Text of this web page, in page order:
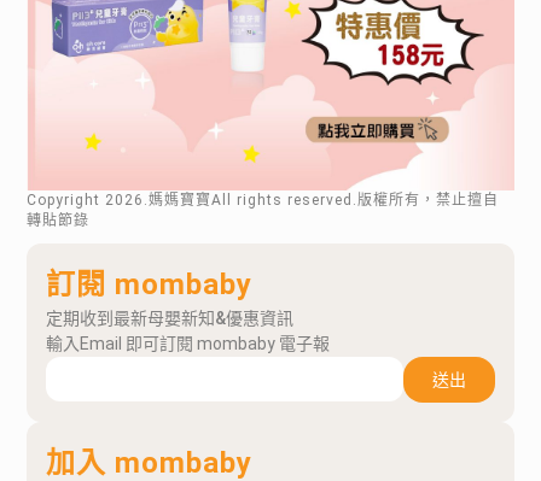
Copyright 2026 .媽媽寶寶All rights reserved.版權所有，禁止擅自
轉貼節錄
訂閱 mombaby
定期收到最新母嬰新知&優惠資訊
輸入Email 即可訂閱 mombaby 電子報
送出
加入 mombaby